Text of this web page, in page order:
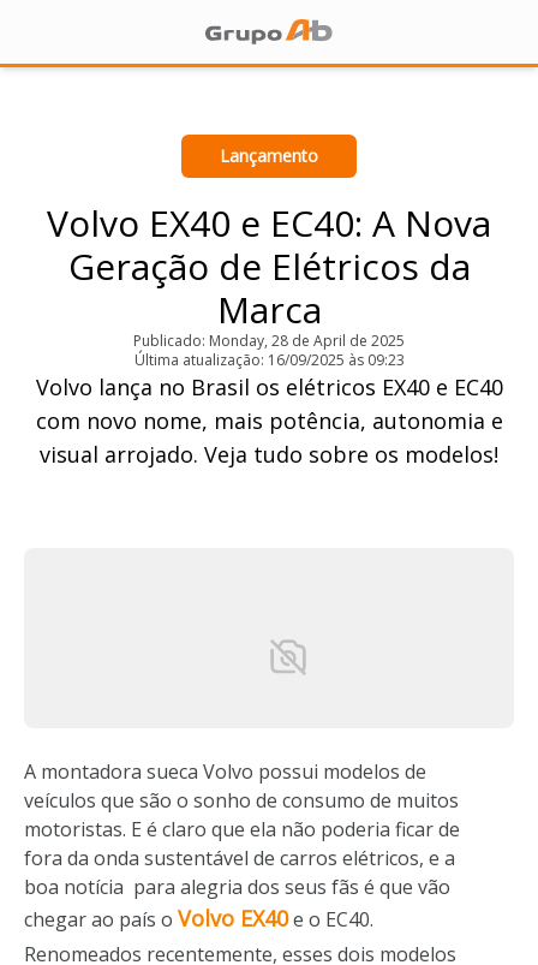
Lançamento
Volvo EX40 e EC40: A Nova
Geração de Elétricos da
Marca
Publicado: Monday, 28 de April de 2025
Última atualização: 16/09/2025 às 09:23
Volvo lança no Brasil os elétricos EX40 e EC40
com novo nome, mais potência, autonomia e
visual arrojado. Veja tudo sobre os modelos!
A montadora sueca Volvo possui modelos de
veículos que são o sonho de consumo de muitos
motoristas. E é claro que ela não poderia ficar de
fora da onda sustentável de carros elétricos, e a
boa notícia para alegria dos seus fãs é que vão
chegar ao país o Volvo EX40e o EC40.
Renomeados recentemente, esses dois modelos